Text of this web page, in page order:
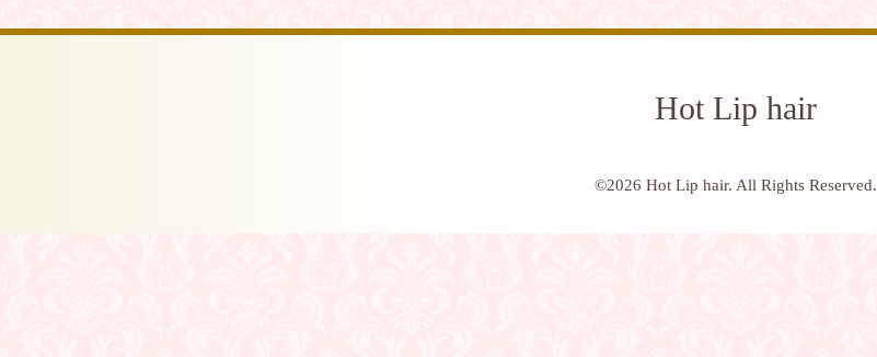
Hot Lip hair
©2026 Hot Lip hair. All Rights Reserved.